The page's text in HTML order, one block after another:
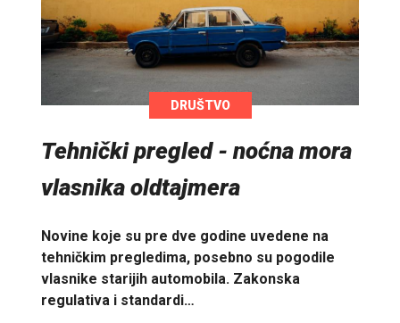
DRUŠTVO
Tehnički pregled - noćna mora
vlasnika oldtajmera
Novine koje su pre dve godine uvedene na
tehničkim pregledima, posebno su pogodile
vlasnike starijih automobila. Zakonska
regulativa i standardi…